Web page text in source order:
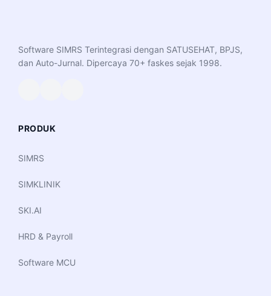
Software SIMRS Terintegrasi dengan SATUSEHAT, BPJS,
dan Auto-Jurnal. Dipercaya 70+ faskes sejak 1998.
PRODUK
SIMRS
SIMKLINIK
SKI.AI
HRD & Payroll
Software MCU